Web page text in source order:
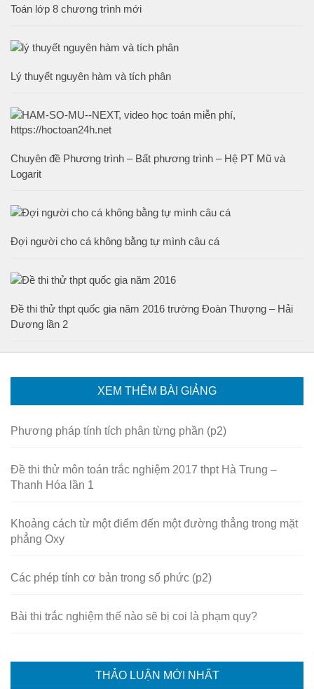
Toán lớp 8 chương trình mới
Lý thuyết nguyên hàm và tích phân
Chuyên đề Phương trình – Bất phương trình – Hệ PT Mũ và
Logarit
Đợi người cho cá không bằng tự mình câu cá
Đề thi thử thpt quốc gia năm 2016 trường Đoàn Thượng – Hải
Dương lần 2
XEM THÊM BÀI GIẢNG
Phương pháp tính tích phân từng phần (p2)
Đề thi thử môn toán trắc nghiệm 2017 thpt Hà Trung –
Thanh Hóa lần 1
Khoảng cách từ một điểm đến một đường thẳng trong mặt
phẳng Oxy
Các phép tính cơ bản trong số phức (p2)
Bài thi trắc nghiệm thế nào sẽ bị coi là phạm quy?
THẢO LUẬN MỚI NHẤT